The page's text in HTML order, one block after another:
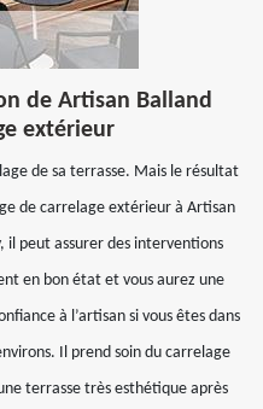
de Artisan Balland
extérieur
de sa terrasse. Mais le résultat
de carrelage extérieur à Artisan
il peut assurer des interventions
en bon état et vous aurez une
à l’artisan si vous êtes dans
Il prend soin du carrelage
terrasse très esthétique après